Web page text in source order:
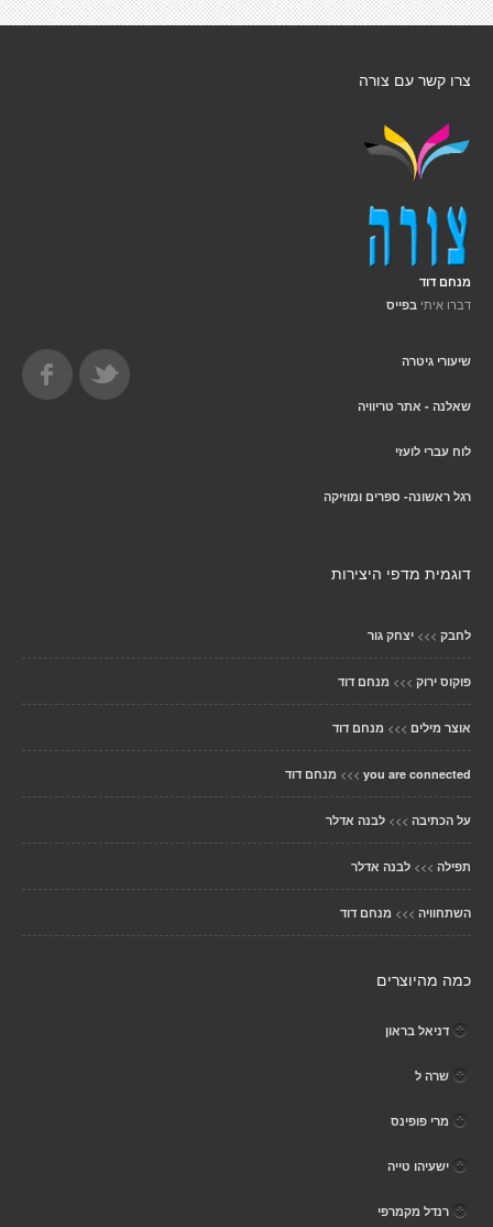
צרו קשר עם צורה
מנחם דוד
דברו איתי בפייס
שיעורי גיטרה
שאלנה - אתר טריוויה
לוח עברי לועזי
רגל ראשונה- ספרים ומוזיקה
דוגמית מדפי היצירות
לחבק >>> יצחק גור
פוקוס ירוק >>> מנחם דוד
אוצר מילים >>> מנחם דוד
you are connected
>>> מנחם דוד
על הכתיבה >>> לבנה אדלר
תפילה >>> לבנה אדלר
השתחוויה >>> מנחם דוד
כמה מהיוצרים
דניאל בראון
שרה ל
מרי פופינס
ישעיהו טייה
רנדל מקמרפי